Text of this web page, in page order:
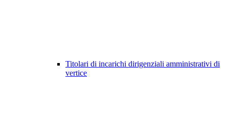
Titolari di incarichi dirigenziali amministrativi di
vertice